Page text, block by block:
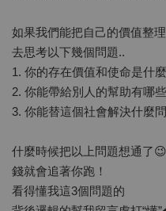
如果我們能把自己的價值整
去思考以下幾個問題..
1. 你的存在價值和使命是什
2. 你能帶給別人的幫助有哪
3. 你能替這個社會解決什麼
什麼時候把以上問題想通了😉
錢就會追著你跑！
看得懂我這3個問題的